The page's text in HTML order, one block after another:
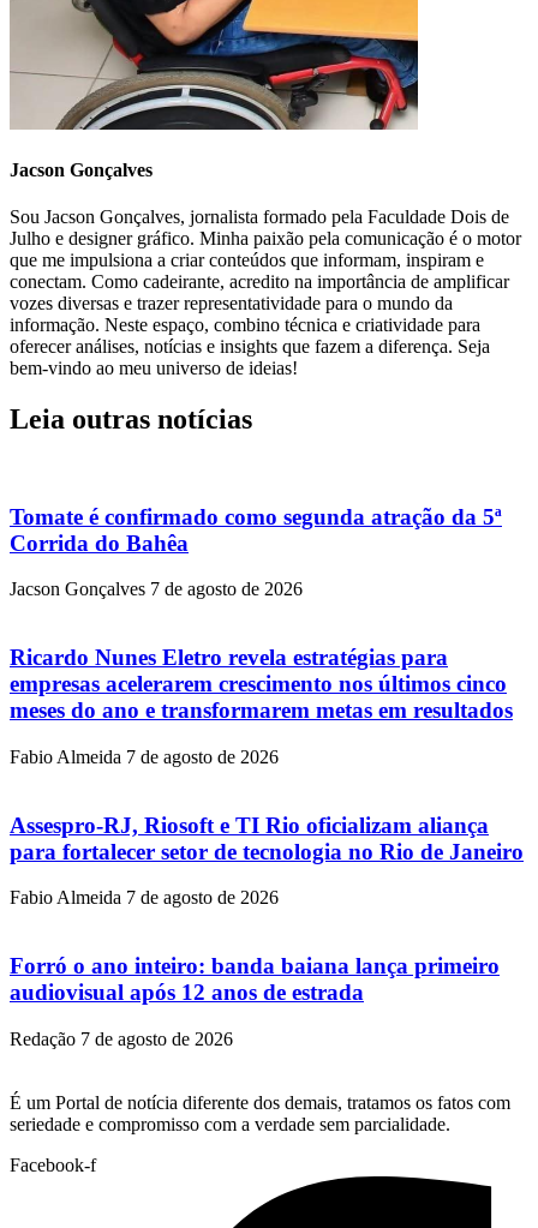
Jacson Gonçalves
Sou Jacson Gonçalves, jornalista formado pela Faculdade Dois de
Julho e designer gráfico. Minha paixão pela comunicação é o motor
que me impulsiona a criar conteúdos que informam, inspiram e
conectam. Como cadeirante, acredito na importância de amplificar
vozes diversas e trazer representatividade para o mundo da
informação. Neste espaço, combino técnica e criatividade para
oferecer análises, notícias e insights que fazem a diferença. Seja
bem-vindo ao meu universo de ideias!
Leia outras notícias
Tomate é confirmado como segunda atração da 5ª
Corrida do Bahêa
Jacson Gonçalves 7 de agosto de 2026
Ricardo Nunes Eletro revela estratégias para
empresas acelerarem crescimento nos últimos cinco
meses do ano e transformarem metas em resultados
Fabio Almeida 7 de agosto de 2026
Assespro-RJ, Riosoft e TI Rio oficializam aliança
para fortalecer setor de tecnologia no Rio de Janeiro
Fabio Almeida 7 de agosto de 2026
Forró o ano inteiro: banda baiana lança primeiro
audiovisual após 12 anos de estrada
Redação 7 de agosto de 2026
É um Portal de notícia diferente dos demais, tratamos os fatos com
seriedade e compromisso com a verdade sem parcialidade.
Facebook-f